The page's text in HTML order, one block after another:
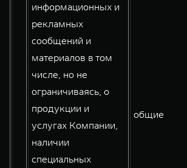
информационных и
рекламных
сообщений и
материалов в том
числе, но не
ограничиваясь, о
продукции и
услугах Компании,
наличии
специальных
общие